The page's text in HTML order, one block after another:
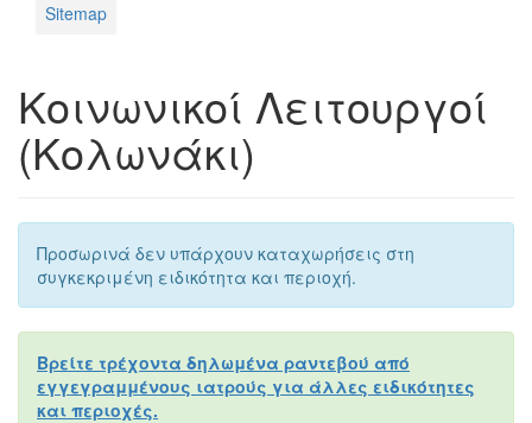
Sitemap
Κοινωνικοί Λειτουργοί
(Κολωνάκι)
Προσωρινά δεν υπάρχουν καταχωρήσεις στη
συγκεκριμένη ειδικότητα και περιοχή.
Βρείτε τρέχοντα δηλωμένα ραντεβού από
εγγεγραμμένους ιατρούς για άλλες ειδικότητες
και περιοχές.